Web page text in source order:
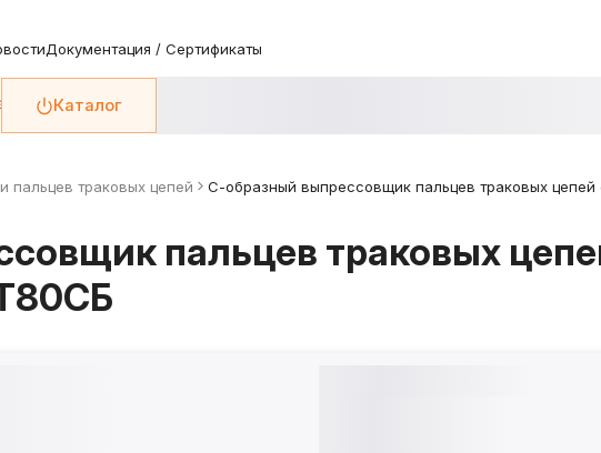
Документация / Сертификаты
Каталог
пальцев траковых цепей С-образный выпрессовщик пальцев траковых
пальцев траковых